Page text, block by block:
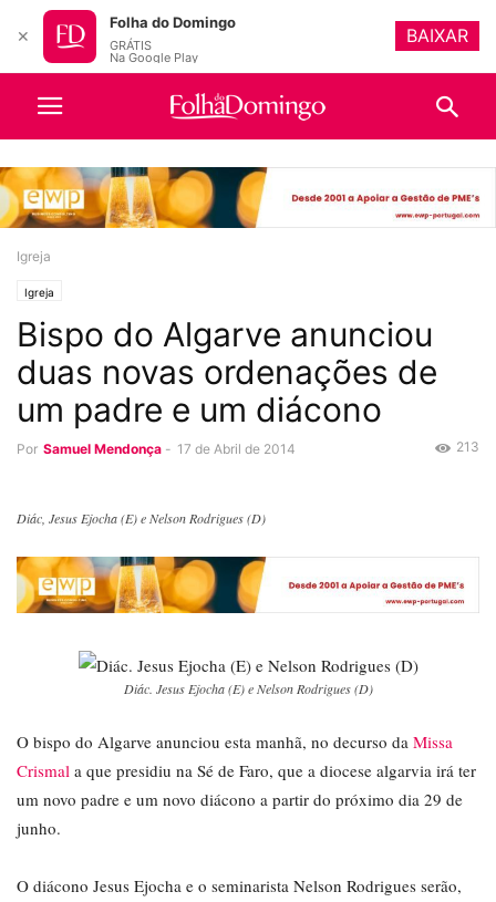
Igreja
Igreja
Bispo do Algarve anunciou
duas novas ordenações de
um padre e um diácono
Por Samuel Mendonça - 17 de Abril de 2014 213
Diác, Jesus Ejocha (E) e Nelson Rodrigues (D)
Diác. Jesus Ejocha (E) e Nelson Rodrigues (D)
O bispo do Algarve anunciou esta manhã, no decurso da Missa
Crismal a que presidiu na Sé de Faro, que a diocese algarvia irá ter
um novo padre e um novo diácono a partir do próximo dia 29 de
junho.
O diácono Jesus Ejocha e o seminarista Nelson Rodrigues serão,
✕
Folha do Domingo
GRÁTIS
Na Google Play
BAIXAR